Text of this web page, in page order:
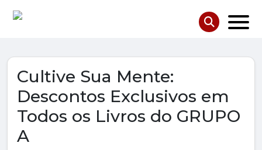
Cultive Sua Mente:
Descontos Exclusivos em
Todos os Livros do GRUPO
A